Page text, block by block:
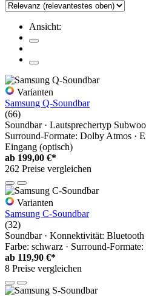
Ansicht:
Varianten
Samsung Q-Soundbar
(66)
Soundbar · Lautsprechertyp
Surround-Formate: Dolby Atmos ·
Eingang (optisch)
ab 199,00 €*
262 Preise vergleichen
Varianten
Samsung C-Soundbar
(32)
Soundbar · Konnektivität:
Farbe: schwarz · Surround-
ab 119,90 €*
8 Preise vergleichen